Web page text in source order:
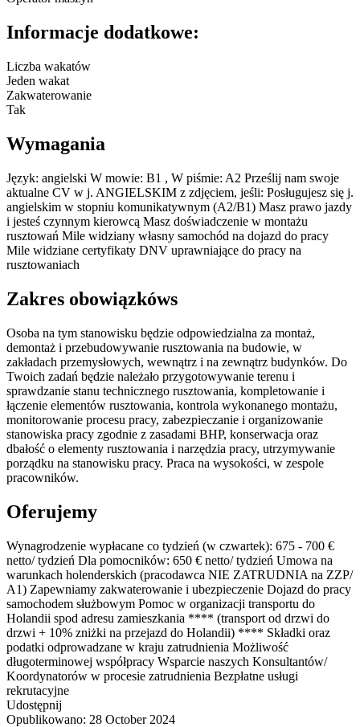
Informacje dodatkowe:
Liczba wakatów
Jeden wakat
Zakwaterowanie
Tak
Wymagania
Język: angielski W mowie: B1 , W piśmie: A2 Prześlij nam swoje
aktualne CV w j. ANGIELSKIM z zdjęciem, jeśli: Posługujesz się j.
angielskim w stopniu komunikatywnym (A2/B1) Masz prawo jazdy
i jesteś czynnym kierowcą Masz doświadczenie w montażu
rusztowań Mile widziany własny samochód na dojazd do pracy
Mile widziane certyfikaty DNV uprawniające do pracy na
rusztowaniach
Zakres obowiązkóws
Osoba na tym stanowisku będzie odpowiedzialna za montaż,
demontaż i przebudowywanie rusztowania na budowie, w
zakładach przemysłowych, wewnątrz i na zewnątrz budynków. Do
Twoich zadań będzie należało przygotowywanie terenu i
sprawdzanie stanu technicznego rusztowania, kompletowanie i
łączenie elementów rusztowania, kontrola wykonanego montażu,
monitorowanie procesu pracy, zabezpieczanie i organizowanie
stanowiska pracy zgodnie z zasadami BHP, konserwacja oraz
dbałość o elementy rusztowania i narzędzia pracy, utrzymywanie
porządku na stanowisku pracy. Praca na wysokości, w zespole
pracowników.
Oferujemy
Wynagrodzenie wypłacane co tydzień (w czwartek): 675 - 700 €
netto/ tydzień Dla pomocników: 650 € netto/ tydzień Umowa na
warunkach holenderskich (pracodawca NIE ZATRUDNIA na ZZP/
A1) Zapewniamy zakwaterowanie i ubezpieczenie Dojazd do pracy
samochodem służbowym Pomoc w organizacji transportu do
Holandii spod adresu zamieszkania **** (transport od drzwi do
drzwi + 10% zniżki na przejazd do Holandii) **** Składki oraz
podatki odprowadzane w kraju zatrudnienia Możliwość
długoterminowej współpracy Wsparcie naszych Konsultantów/
Koordynatorów w procesie zatrudnienia Bezpłatne usługi
rekrutacyjne
Udostępnij
Opublikowano: 28 October 2024